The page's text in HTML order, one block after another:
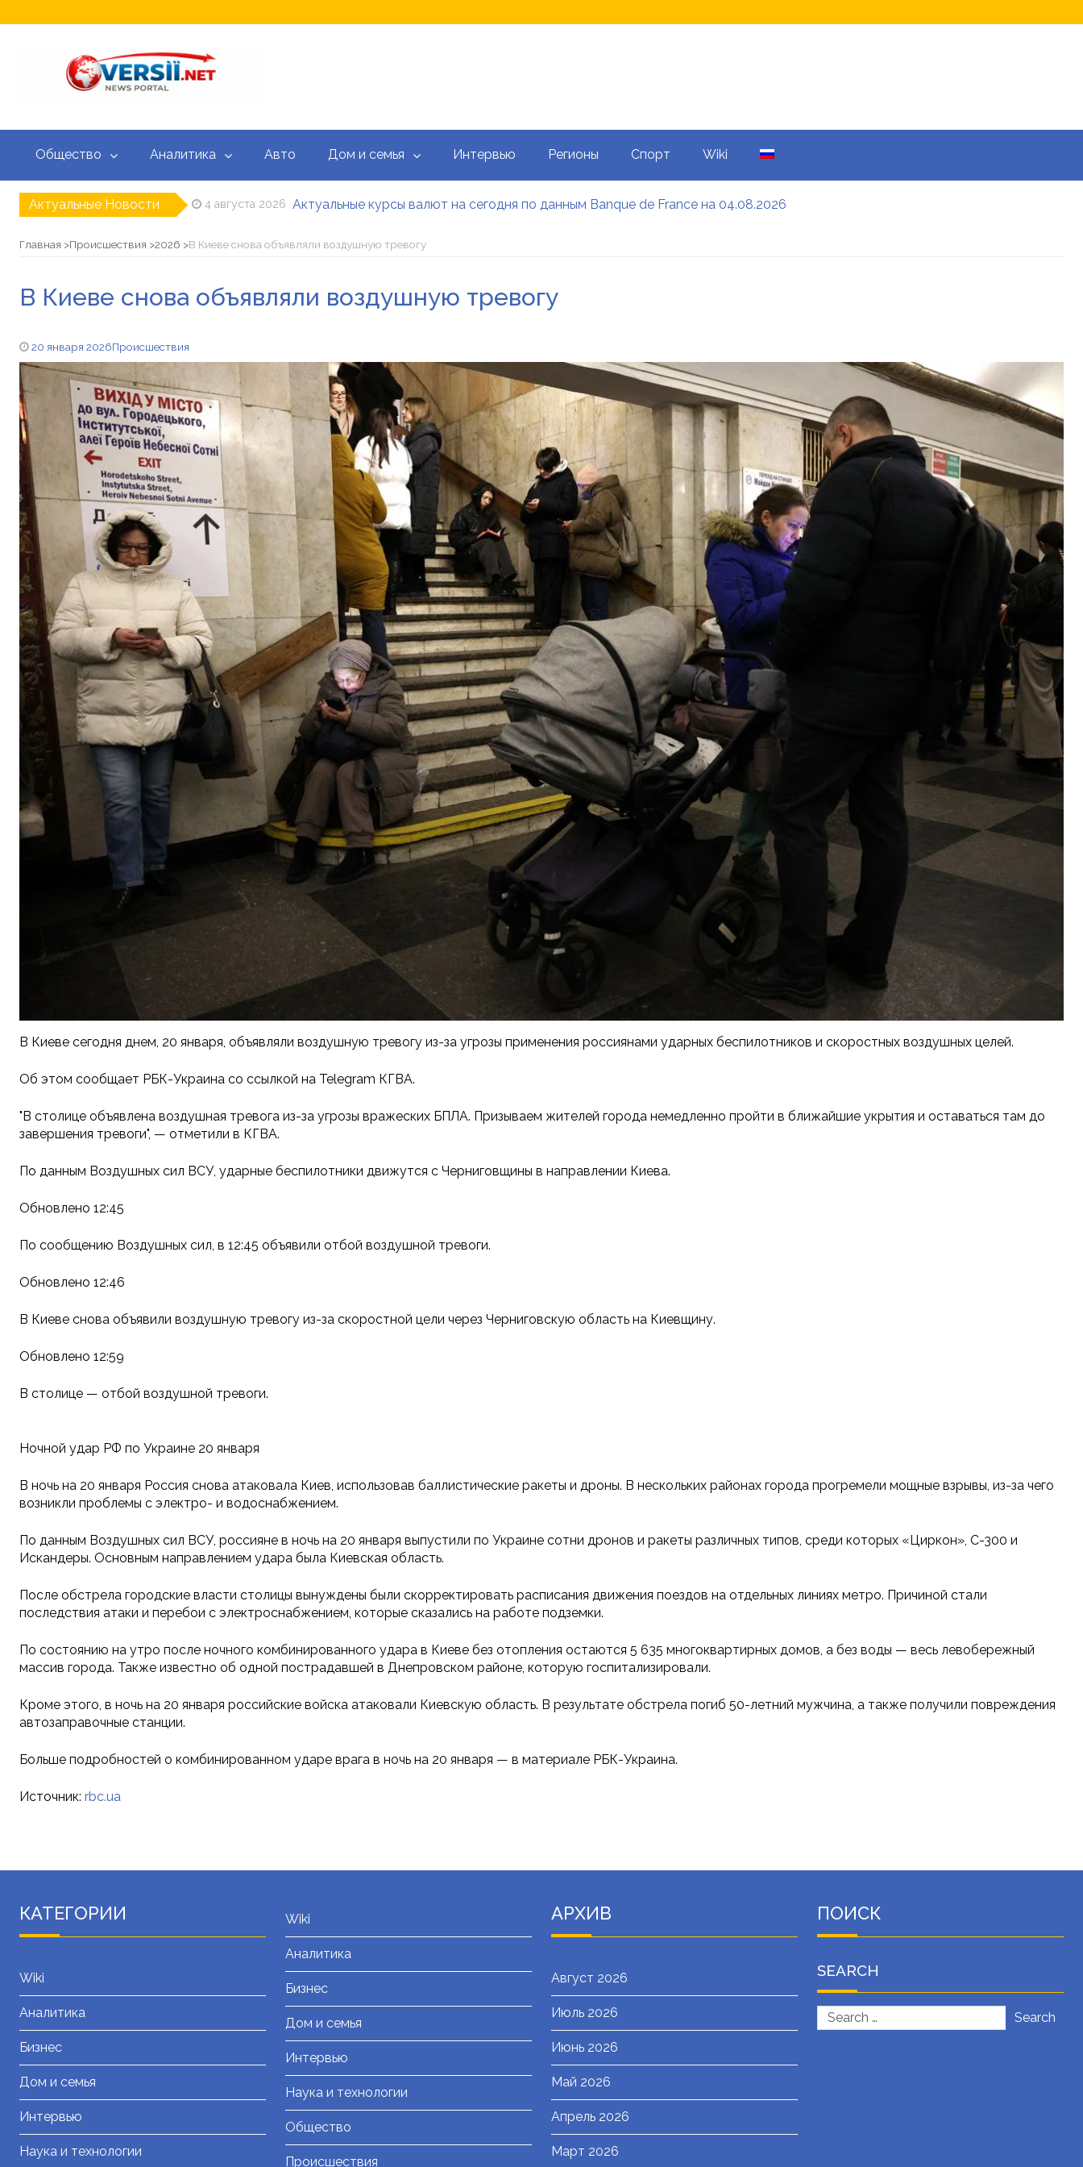
Общество Аналитика Авто Дом и семья Интервью Регионы Спорт Wiki
Актуальные Новости 4 августа 2026 Актуальные курсы валют на сегодня по данным Banque de France на 04.08.2026
20 июля 2026 Доплата 10 тысяч гривен военным: кто может получить эти выплаты, а кому не начислят
5 августа 2026 Курс валют сегодня онлайн: Оперативный обзор НБУ, банков и обменников
Главная Происшествия 2026 В Киеве снова объявляли воздушную тревогу
В Киеве снова объявляли воздушную тревогу
20 января 2026Происшествия
В Киеве сегодня днем, 20 января, объявляли воздушную тревогу из-за угрозы применения россиянами ударных беспилотников и скоростных воздушных целей.
Об этом сообщает РБК-Украина со ссылкой на Telegram КГВА.
"В столице объявлена воздушная тревога из-за угрозы вражеских БПЛА. Призываем жителей города немедленно пройти в ближайшие укрытия и оставаться там до
завершения тревоги", — отметили в КГВА.
По данным Воздушных сил ВСУ, ударные беспилотники движутся с Черниговщины в направлении Киева.
Обновлено 12:45
По сообщению Воздушных сил, в 12:45 объявили отбой воздушной тревоги.
Обновлено 12:46
В Киеве снова объявили воздушную тревогу из-за скоростной цели через Черниговскую область на Киевщину.
Обновлено 12:59
В столице — отбой воздушной тревоги.
Ночной удар РФ по Украине 20 января
В ночь на 20 января Россия снова атаковала Киев, использовав баллистические ракеты и дроны. В нескольких районах города прогремели мощные взрывы, из-за чего
возникли проблемы с электро- и водоснабжением.
По данным Воздушных сил ВСУ, россияне в ночь на 20 января выпустили по Украине сотни дронов и ракеты различных типов, среди которых «Циркон», С-300 и
Искандеры. Основным направлением удара была Киевская область.
После обстрела городские власти столицы вынуждены были скорректировать расписания движения поездов на отдельных линиях метро. Причиной стали
последствия атаки и перебои с электроснабжением, которые сказались на работе подземки.
По состоянию на утро после ночного комбинированного удара в Киеве без отопления остаются 5 635 многоквартирных домов, а без воды — весь левобережный
массив города. Также известно об одной пострадавшей в Днепровском районе, которую госпитализировали.
Кроме этого, в ночь на 20 января российские войска атаковали Киевскую область. В результате обстрела погиб 50-летний мужчина, а также получили повреждения
автозаправочные станции.
Больше подробностей о комбинированном ударе врага в ночь на 20 января — в материале РБК-Украина.
Источник: rbc.ua
КАТЕГОРИИ
Wiki
Аналитика
Бизнес
Дом и семья
Интервью
Наука и технологии
Wiki
Аналитика
Бизнес
Дом и семья
Интервью
Наука и технологии
Общество
Происшествия
АРХИВ
Август 2026
Июль 2026
Июнь 2026
Май 2026
Апрель 2026
Март 2026
ПОИСК
SEARCH
Search